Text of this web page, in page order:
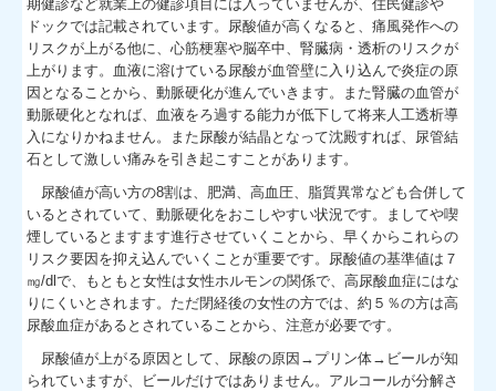
期健診など就業上の健診項目には入っていませんが、住民健診や
ドックでは記載されています。尿酸値が高くなると、痛風発作への
リスクが上がる他に、心筋梗塞や脳卒中、腎臓病・透析のリスクが
上がります。血液に溶けている尿酸が血管壁に入り込んで炎症の原
因となることから、動脈硬化が進んでいきます。また腎臓の血管が
動脈硬化となれば、血液をろ過する能力が低下して将来人工透析導
入になりかねません。また尿酸が結晶となって沈殿すれば、尿管結
石として激しい痛みを引き起こすことがあります。
尿酸値が高い方の8割は、肥満、高血圧、脂質異常なども合併して
いるとされていて、動脈硬化をおこしやすい状況です。ましてや喫
煙しているとますます進行させていくことから、早くからこれらの
リスク要因を抑え込んでいくことが重要です。尿酸値の基準値は７
㎎/dlで、もともと女性は女性ホルモンの関係で、高尿酸血症にはな
りにくいとされます。ただ閉経後の女性の方では、約５％の方は高
尿酸血症があるとされていることから、注意が必要です。
尿酸値が上がる原因として、尿酸の原因→プリン体→ビールが知
られていますが、ビールだけではありません。アルコールが分解さ